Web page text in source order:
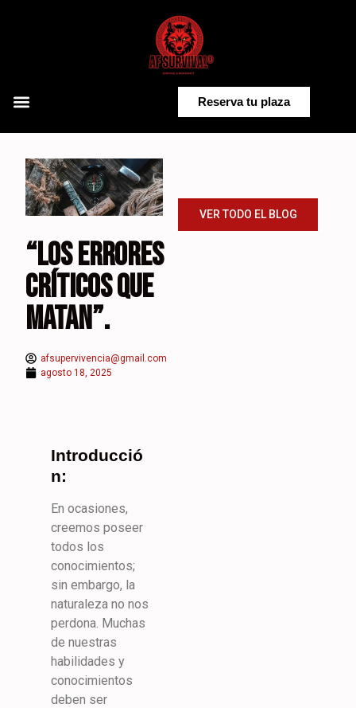
Reserva tu plaza
“LOS ERRORES
CRÍTICOS QUE
MATAN”.
afsupervivencia@gmail.com
agosto 18, 2025
Introducció
n:
En ocasiones,
creemos poseer
todos los
conocimientos;
sin embargo, la
naturaleza no nos
perdona. Muchas
de nuestras
habilidades y
conocimientos
deben ser
VER TODO EL BLOG